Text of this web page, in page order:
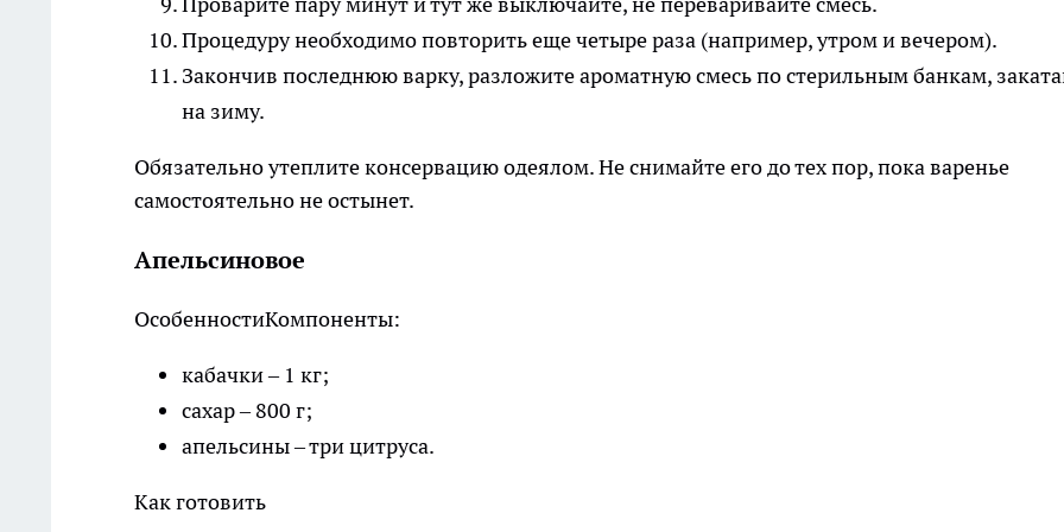
Процедуру необходимо повторить еще четыре раза (например, утром и вечером).
Закончив последнюю варку, разложите ароматную смесь по стерильным банкам,
на зиму.
Обязательно утеплите консервацию одеялом. Не снимайте его до тех пор, пока варенье
самостоятельно не остынет.
Апельсиновое
ОсобенностиКомпоненты:
кабачки – 1 кг;
сахар – 800 г;
апельсины – три цитруса.
Как готовить